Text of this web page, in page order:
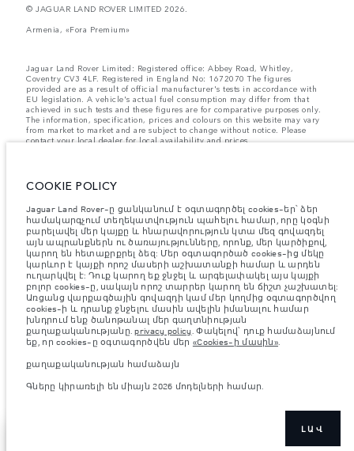
© JAGUAR LAND ROVER LIMITED 2026.
Armenia, «Fora Premium»
Jaguar Land Rover Limited: Registered office: Abbey Road, Whitley,
Coventry CV3 4LF. Registered in England No: 1672070 The figures
provided are as a result of official manufacturer's tests in accordance with
EU legislation. A vehicle's actual fuel consumption may differ from that
achieved in such tests and these figures are for comparative purposes only.
The information, specification, prices and colours on this website may vary
from market to market and are subject to change without notice. Please
contact your local dealer for local availability and prices.
տեղադրված այլ պարագաներն ազդում են օգտակար բեռով
բեռնունակության վրա։ Համոզվե՛ք, որ աքսեսուարներով,
բեռնվածության ժամանակ մեքենայի համախառն քաշը և առանցքի
առավելագույն բեռնվածությունը չեն գերազանցվում։
Կարևոր գրառում պատկերների և տեխնիկական բնութագրերի
վերաբերյալ:Կիսահաղորդիչների համաշխարհային պակասը
ներկայումս ազդում է տրանսպորտային միջոցների տեխնիկական
բնութագրերի, տարբերակների առկայության և պատրաստման
ժամկետների վրա: Արդյունքում ներկայումս վեբկայքում
օգտագործվող պատկերները կարող են ամբողջությամբ
չարտացոլել գործառույթները, տեսականին, հարդարման և
գունային սխեմաների ընթացիկ տեխնիկական բնութագրերը:
Խնդրում ենք խորհրդակցել ձեր մանրածախ վաճառողի հետ, ով
կկարողանա ներկայացնել ձեզ առկա ցանկացած
սահմանափակում՝ ճիշտ ընտրություն կատարելու համար
Ներկայացված արժեքները ներառում են ավելացված արժեքի
Գները կիրառելի են միայն 2026 մոդելների համար.
COOKIE POLICY
Jaguar Land Rover-ը ցանկանում է օգտագործել cookies-եր՝ ձեր
համակարգչում տեղեկատվություն պահելու համար, որը կօգնի
բարելավել մեր կայքը և հնարավորություն կտա մեզ գովազդել
այն ապրանքներն ու ծառայությունները, որոնք, մեր կարծիքով,
կարող են հետաքրքրել ձեզ: Մեր օգտագործած cookies-ից մեկը
կարևոր է կայքի որոշ մասերի աշխատանքի համար և արդեն
ուղարկվել է: Դուք կարող եք ջնջել և արգելափակել այս կայքի
բոլոր cookies-ը, սակայն որոշ տարրեր կարող են ճիշտ չաշխատել:
Առցանց վարքագծային գովազդի կամ մեր կողմից օգտագործվող
cookies-ի և դրանք ջնջելու մասին ավելին իմանալու համար
խնդրում ենք ծանոթանալ մեր գաղտնիության
քաղաքականությանը.privacy policy. Փակելով՝ դուք համաձայնում
եք, որ cookies-ը օգտագործվեն մեր «Cookies-ի մասին».
քաղաքականության համաձայն
Գները կիրառելի են միայն 2026 մոդելների համար.
ԼԱՎ
DISCOVERY